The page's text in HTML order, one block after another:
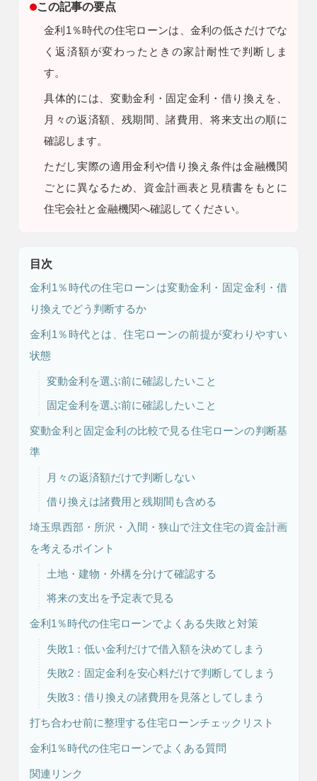
この記事の要点
金利1％時代の住宅ローンは、金利の低さだけでな
く返済額が変わったときの家計耐性で判断しま
す。
具体的には、変動金利・固定金利・借り換えを、
月々の返済額、残期間、諸費用、将来支出の順に
確認します。
ただし実際の適用金利や借り換え条件は金融機関
ごとに異なるため、資金計画表と見積書をもとに
住宅会社と金融機関へ確認してください。
目次
金利1％時代の住宅ローンは変動金利・固定金利・借
り換えでどう判断するか
金利1％時代とは、住宅ローンの前提が変わりやすい
状態
変動金利を選ぶ前に確認したいこと
固定金利を選ぶ前に確認したいこと
変動金利と固定金利の比較で見る住宅ローンの判断基
準
月々の返済額だけで判断しない
借り換えは諸費用と残期間も含める
埼玉県西部・所沢・入間・狭山で注文住宅の資金計画
を考えるポイント
土地・建物・外構を分けて確認する
将来の支出を予定表で見る
金利1％時代の住宅ローンでよくある失敗と対策
失敗1：低い金利だけで借入額を決めてしまう
失敗2：固定金利を安心料だけで判断してしまう
失敗3：借り換えの諸費用を見落としてしまう
打ち合わせ前に整理する住宅ローンチェックリスト
金利1％時代の住宅ローンでよくある質問
関連リンク
注文住宅
0120-70-1212
アフターメンテナンス
営業時間 9時〜17時（定休／水曜日）
04-2950-7171
事業用
04-2968-5522
注文住宅 リフォーム
アフター メンテナンス
ブログ・コラム
リノベーション